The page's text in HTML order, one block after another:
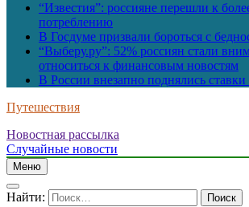
“Известия”: россияне перешли к
потреблению
В Госдуме призвали бороться с
“Выберу.ру”: 52% россиян стали
относиться к финансовым новостям
В России внезапно поднялись
Путешествия
Новостная рассылка
Случайные новости
Меню
Найти: